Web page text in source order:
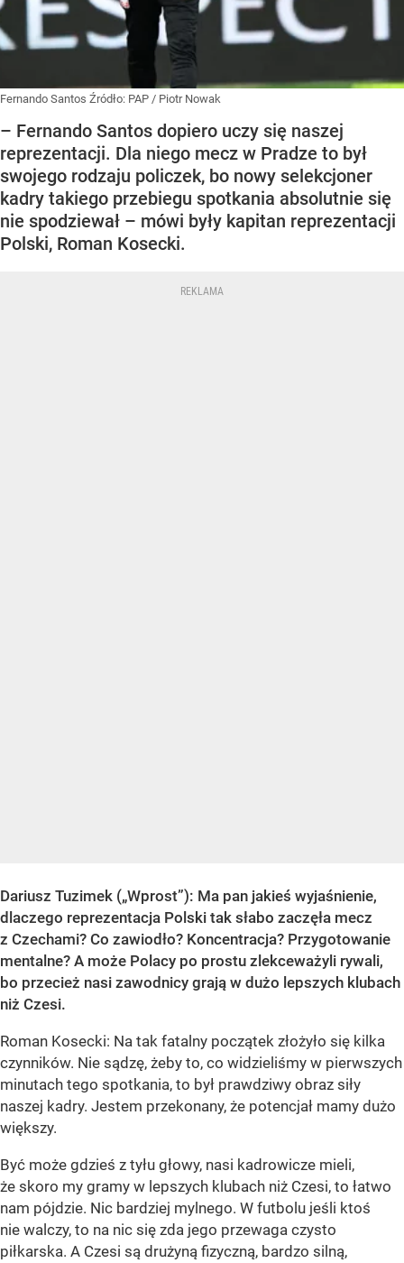
Fernando Santos Źródło: PAP / Piotr Nowak
– Fernando Santos dopiero uczy się naszej
reprezentacji. Dla niego mecz w Pradze to był
swojego rodzaju policzek, bo nowy selekcjoner
kadry takiego przebiegu spotkania absolutnie się
nie spodziewał – mówi były kapitan reprezentacji
Polski, Roman Kosecki.
Dariusz Tuzimek („Wprost”): Ma pan jakieś wyjaśnienie,
dlaczego reprezentacja Polski tak słabo zaczęła mecz
z Czechami? Co zawiodło? Koncentracja? Przygotowanie
mentalne? A może Polacy po prostu zlekceważyli rywali,
bo przecież nasi zawodnicy grają w dużo lepszych klubach
niż Czesi.
Roman Kosecki: Na tak fatalny początek złożyło się kilka
czynników. Nie sądzę, żeby to, co widzieliśmy w pierwszych
minutach tego spotkania, to był prawdziwy obraz siły
naszej kadry. Jestem przekonany, że potencjał mamy dużo
większy.
Być może gdzieś z tyłu głowy, nasi kadrowicze mieli,
że skoro my gramy w lepszych klubach niż Czesi, to łatwo
nam pójdzie. Nic bardziej mylnego. W futbolu jeśli ktoś
nie walczy, to na nic się zda jego przewaga czysto
piłkarska. A Czesi są drużyną fizyczną, bardzo silną,